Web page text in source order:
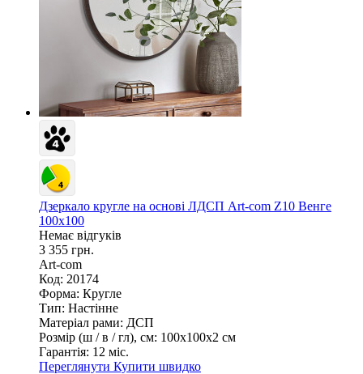
Дзеркало кругле на основі ЛДСП Art-com Z10 Венге
100х100
Немає відгуків
3 355 грн.
Art-com
Код: 20174
Форма: Кругле
Тип: Настінне
Матеріал рами: ДСП
Розмір (ш / в / гл), см: 100х100х2 см
Гарантія: 12 міс.
Переглянути Купити швидко